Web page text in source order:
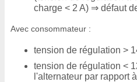
charge < 2 A) ⇒ défaut
Avec consommateur :
tension de régulation >
tension de régulation <
l'alternateur par rapport